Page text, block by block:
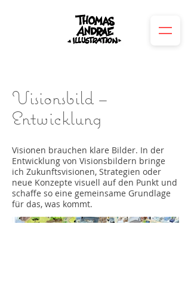
Visionsbild –
Entwicklung
Visionen brauchen klare Bilder. In der
Entwicklung von Visionsbildern bringe
ich Zukunftsvisionen, Strategien oder
neue Konzepte visuell auf den Punkt und
schaffe so eine gemeinsame Grundlage
für das, was kommt.